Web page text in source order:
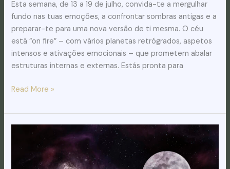
Esta semana, de 13 a 19 de julho, convida-te a mergulhar
fundo nas tuas emoções, a confrontar sombras antigas e a
preparar-te para uma nova versão de ti mesma. O céu
está “on fire” – com vários planetas retrógrados, aspetos
intensos e ativações emocionais – que prometem abalar
estruturas internas e externas. Estás pronta para
Read More »
Capricórnio: